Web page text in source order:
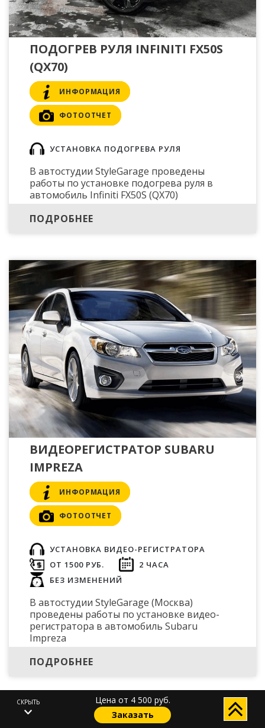
ПОДОГРЕВ РУЛЯ INFINITI FX50S
(QX70)
ИНФОРМАЦИЯ
ФОТООТЧЕТ
УСТАНОВКА ПОДОГРЕВА РУЛЯ
В автостудии StyleGarage проведены
работы по установке подогрева руля в
автомобиль Infiniti FX50S (QX70)
ПОДРОБНЕЕ
ВИДЕОРЕГИСТРАТОР SUBARU
IMPREZA
ИНФОРМАЦИЯ
ФОТООТЧЕТ
УСТАНОВКА ВИДЕО-РЕГИСТРАТОРА
ОТ 1500 РУБ.
2 ЧАСА
БЕЗ ИЗМЕНЕНИЙ
В автостудии StyleGarage (Москва)
проведены работы по установке видео-
регистратора в автомобиль Subaru
Impreza
ПОДРОБНЕЕ
СКРЫТЬ
Цена от 4 500 руб.
Заказать